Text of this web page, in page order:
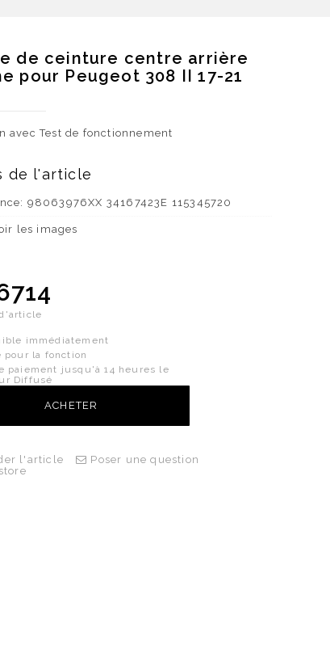
de ceinture centre arrière
pour Peugeot 308 II 17-21
avec Test de fonctionnement
de l'article
98063976XX 34167423E 115345720
les images
immédiatement
pour la fonction
paiement jusqu'à 14 heures le
Diffusé
ACHETER
l'article
Poser une question